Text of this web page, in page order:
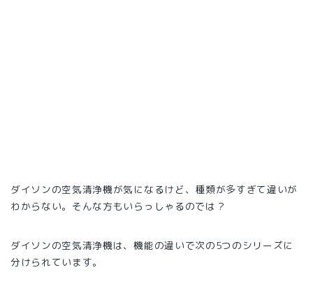
ダイソンの空気清浄機が気になるけど、種類が多すぎて違いが
わからない。そんな方もいらっしゃるのでは？
ダイソンの空気清浄機は、機能の違いで次の5つのシリーズに
分けられています。